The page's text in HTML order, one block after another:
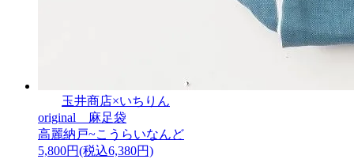
玉井商店×いちりん
original 麻足袋
高麗納戸~こうらいなんど
5,800円(税込6,380円)